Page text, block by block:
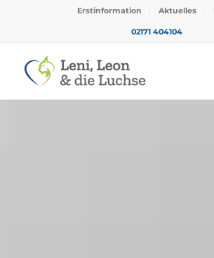
Erstinformation Aktuelles
02171 404104